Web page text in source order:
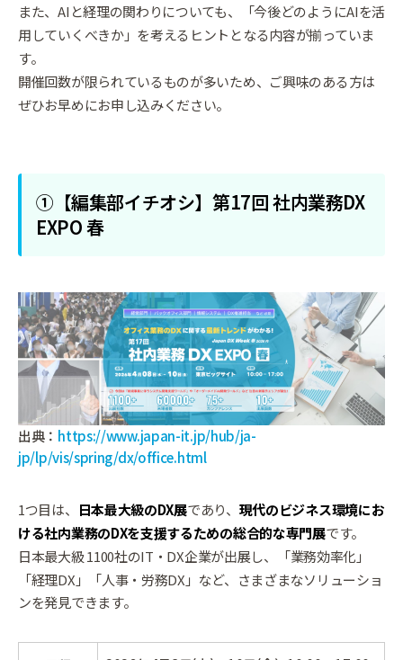
また、AIと経理の関わりについても、「今後どのようにAIを活
用していくべきか」を考えるヒントとなる内容が揃っていま
す。
開催回数が限られているものが多いため、ご興味のある方は
ぜひお早めにお申し込みください。
①【編集部イチオシ】第17回 社内業務DX
EXPO 春
出典： https://www.japan-it.jp/hub/ja-
jp/lp/vis/spring/dx/office.html
1つ目は、 日本最大級のDX展であり、 現代のビジネス環境にお
ける社内業務のDXを支援するための総合的な専門展です。
日本最大級 1100社のIT・DX企業が出展し、「業務効率化」
「経理DX」「人事・労務DX」など、さまざまなソリューショ
ンを発見できます。